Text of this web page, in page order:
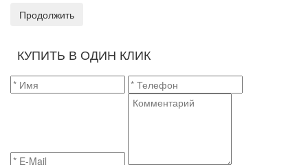
Продолжить
КУПИТЬ В ОДИН КЛИК